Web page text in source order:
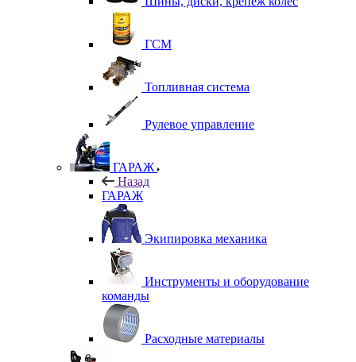
ГСМ
Топливная система
Рулевое управление
ГАРАЖ
Назад
ГАРАЖ
Экипировка механика
Инструменты и оборудование
команды
Расходные материалы